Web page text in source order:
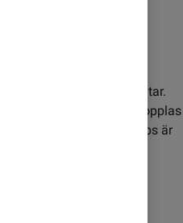
mobilen på flyg och båtar.
närheten kan mobilen kopplas
till extra kostnader. Ett tips är
att inte riskera ofrivillig
mot någon av dessa